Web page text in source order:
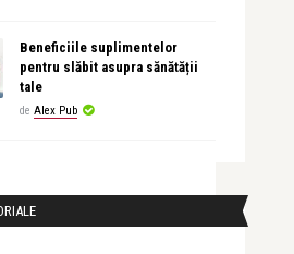
Beneficiile suplimentelor
pentru slăbit asupra sănătății
tale
de Alex Pub